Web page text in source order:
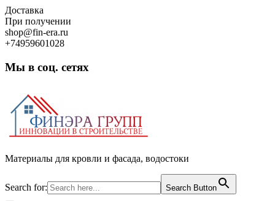
Skip
to
content
Доставка
При получении
shop@fin-era.ru
+74959601028
Мы в соц. сетях
Материалы для кровли и фасада, водостоки
Search for: Search Button